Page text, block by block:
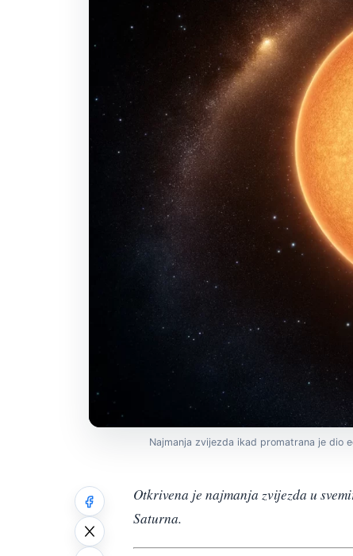
Najmanja zvijezda ikad promatrana je dio
Otkrivena je najmanja zvijezda u
Saturna.